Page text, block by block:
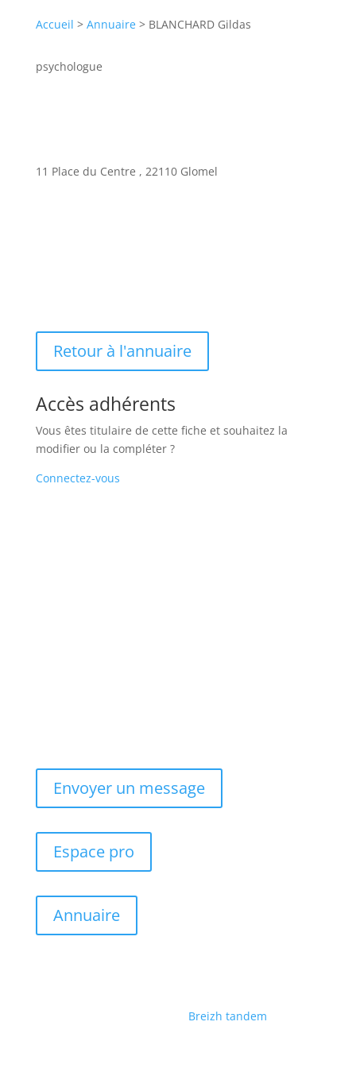
Accueil > Annuaire> BLANCHARD Gildas
psychologue
11 Place du Centre , 22110 Glomel
Retour à l'annuaire
Accès adhérents
Vous êtes titulaire de cette fiche et souhaitez la
modifier ou la compléter ?
Connectez-vous
Envoyer un message
Espace pro
Annuaire
Breizh tandem